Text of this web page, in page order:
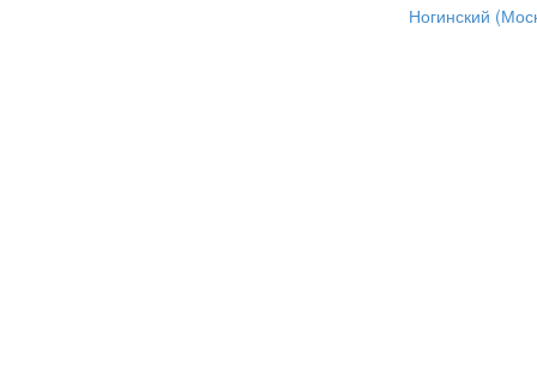
Ногинский